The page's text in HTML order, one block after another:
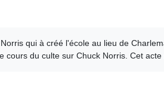
qui à créé l'école au lieu de
cours du culte sur Chuck Norris. Cet acte